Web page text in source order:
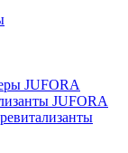
JUFORA
JUFORA